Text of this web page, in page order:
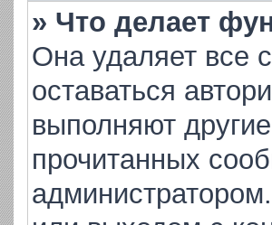
» Что делает
Она удаляет все
оставаться
выполняют
прочитанных